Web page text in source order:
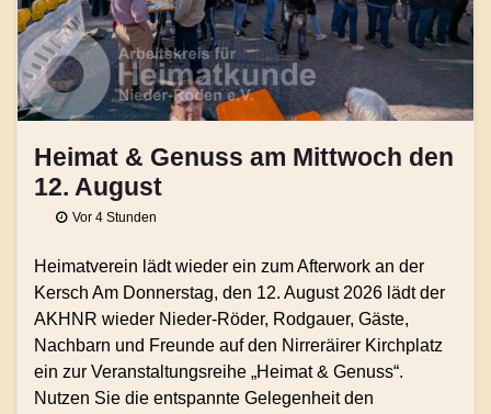
Heimat & Genuss am Mittwoch den
12. August
Vor 4 Stunden
Heimatverein lädt wieder ein zum Afterwork an der
Kersch Am Donnerstag, den 12. August 2026 lädt der
AKHNR wieder Nieder-Röder, Rodgauer, Gäste,
Nachbarn und Freunde auf den Nirreräirer Kirchplatz
ein zur Veranstaltungsreihe „Heimat & Genuss“.
Nutzen Sie die entspannte Gelegenheit den